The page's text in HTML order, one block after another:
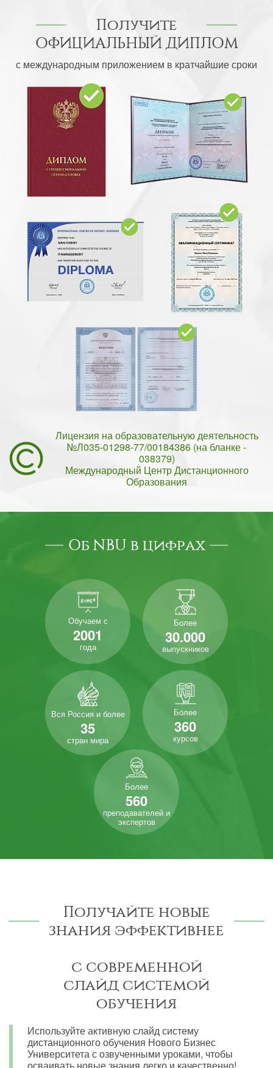
Получите
ОФИЦИАЛЬНЫЙ ДИПЛОМ
с международным приложением в кратчайшие сроки
Лицензия на образовательную деятельность
№Л035-01298-77/00184386 (на бланке -
038379)
Международный Центр Дистанционного
Образования
Об NBU в цифрах
Обучаем с
2001
года
Более
30.000
выпускников
Вся Россия и более
35
стран мира
Более
360
курсов
Более
560
преподавателей и
экспертов
Получайте новые
знания эффективнее
с современной
слайд системой
обучения
Используйте активную слайд систему
дистанционного обучения Нового Бизнес
Университета с озвученными уроками, чтобы
осваивать новые знания легко и качественно!